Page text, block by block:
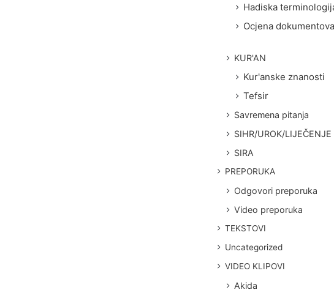
Hadiska
Ocjena
KUR'AN
Kur'anske znanosti
Tefsir
Savremena pitanja
SIHR/UROK/LIJEČENJE
SIRA
PREPORUKA
Odgovori preporuka
Video preporuka
TEKSTOVI
Uncategorized
VIDEO KLIPOVI
Akida